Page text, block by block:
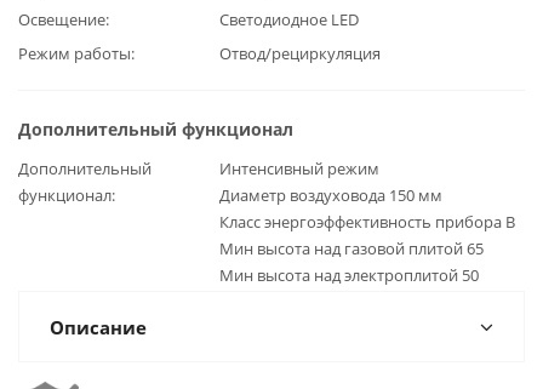
Освещение
Светодиодное LED
Режим работы
Отвод/рециркуляция
Дополнительный функционал
Дополнительный
функционал
Интенсивный режим
Диаметр воздуховода 150 мм
Класс энергоэффективность прибора B
Мин высота над газовой плитой 65
Мин высота над электроплитой 50
Описание